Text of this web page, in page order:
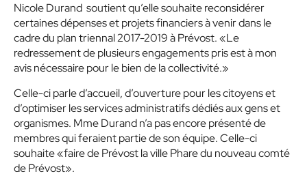
Nicole Durand soutient qu’elle souhaite reconsidérer
certaines dépenses et projets financiers à venir dans le
cadre du plan triennal 2017-2019 à Prévost. «Le
redressement de plusieurs engagements pris est à mon
avis nécessaire pour le bien de la collectivité.»
Celle-ci parle d’accueil, d’ouverture pour les citoyens et
d’optimiser les services administratifs dédiés aux gens et
organismes. Mme Durand n’a pas encore présenté de
membres qui feraient partie de son équipe. Celle-ci
souhaite «faire de Prévost la ville Phare du nouveau comté
de Prévost».